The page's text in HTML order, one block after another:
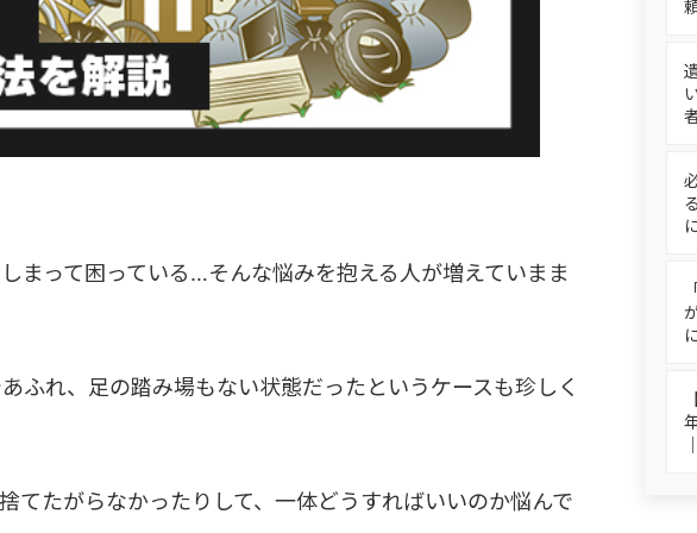
まって困っている…そんな悩みを抱える人が増えていまま
ふれ、足の踏み場もない状態だったというケースも珍しく
てたがらなかったりして、一体どうすればいいのか悩んで